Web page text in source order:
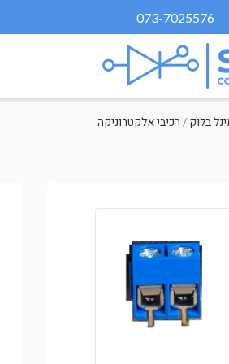
073-7025576
רכיבי אלקטרוניקה / בלוק